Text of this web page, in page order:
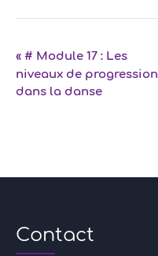
Navigation
Évènement
« # Module 17 : Les
niveaux de progression
dans la danse
Contact